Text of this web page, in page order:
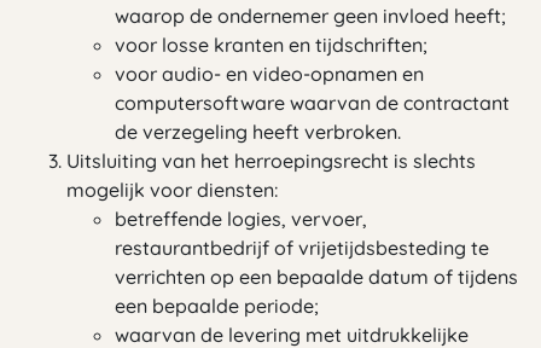
waarop de ondernemer geen invloed heeft;
voor losse kranten en tijdschriften;
voor audio- en video-opnamen en
computersoftware waarvan de contractant
de verzegeling heeft verbroken.
Uitsluiting van het herroepingsrecht is slechts
mogelijk voor diensten:
betreffende logies, vervoer,
restaurantbedrijf of vrijetijdsbesteding te
verrichten op een bepaalde datum of tijdens
een bepaalde periode;
waarvan de levering met uitdrukkelijke